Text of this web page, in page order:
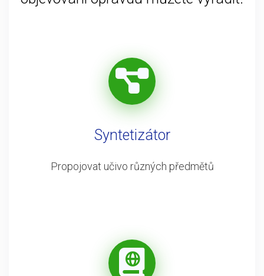
Syntetizátor
Propojovat učivo různých předmětů